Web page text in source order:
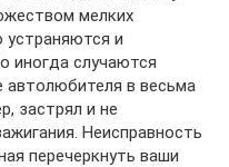
мелких
устраняются и
иногда случаются
в весьма
застрял и не
Неисправность
перечеркнуть ваши